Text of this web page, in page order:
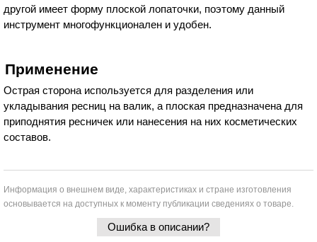
другой имеет форму плоской лопаточки, поэтому данный
инструмент многофункционален и удобен.
Применение
Острая сторона используется для разделения или
укладывания ресниц на валик, а плоская предназначена для
приподнятия ресничек или нанесения на них косметических
составов.
Информация о внешнем виде, характеристиках и стране изготовления
основывается на доступных к моменту публикации сведениях о товаре.
Ошибка в описании?